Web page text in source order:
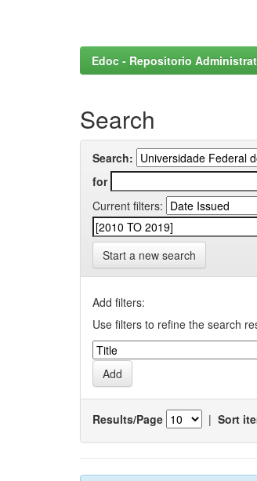
Edoc - Repositorio
Search
Search:
for
Current filters:
Start a new search
Add filters:
Use filters to refine the search
Results/Page | Sort